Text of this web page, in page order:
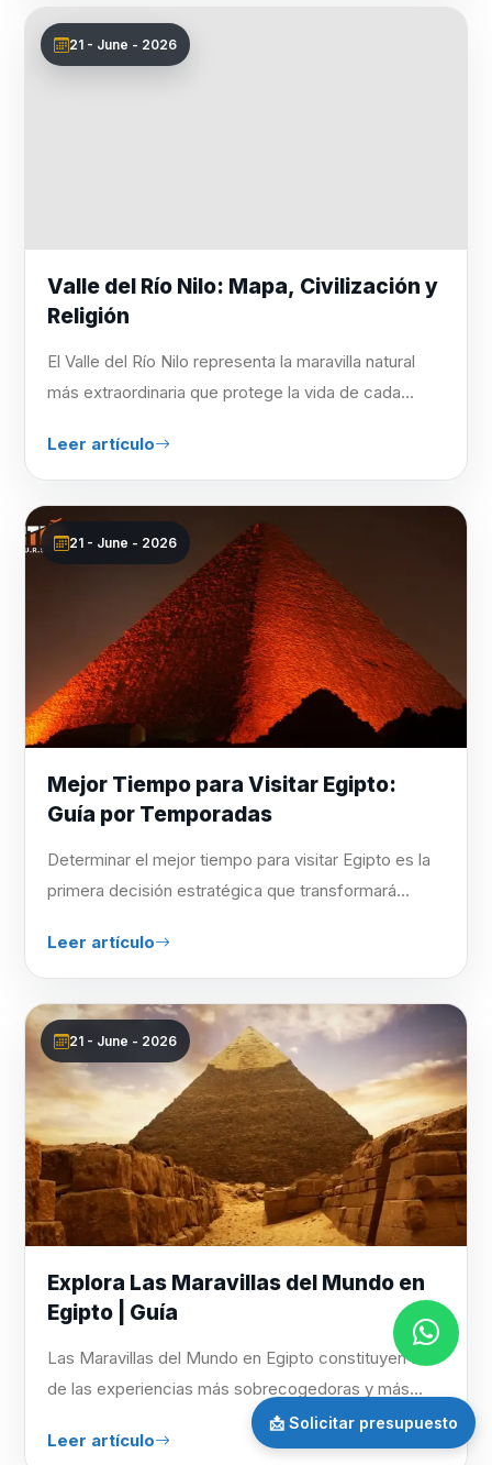
21 - June - 2026
Valle del Río Nilo: Mapa, Civilización y
Religión
El Valle del Río Nilo representa la maravilla natural
más extraordinaria que protege la vida de cada...
Leer artículo
21 - June - 2026
Mejor Tiempo para Visitar Egipto:
Guía por Temporadas
Determinar el mejor tiempo para visitar Egipto es la
primera decisión estratégica que transformará...
Leer artículo
21 - June - 2026
Explora Las Maravillas del Mundo en
Egipto | Guía
Las Maravillas del Mundo en Egipto constituyen una
de las experiencias más sobrecogedoras y más...
Leer artículo
📩 Solicitar presupuesto